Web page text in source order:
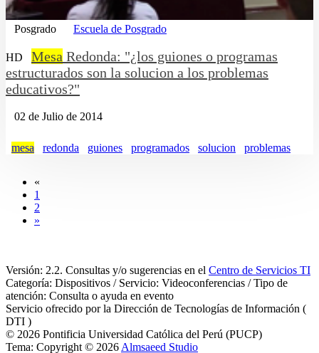
Posgrado Escuela de Posgrado
HD Mesa Redonda: "¿los guiones o programas
estructurados son la solucion a los problemas
educativos?"
02 de Julio de 2014
mesa redonda guiones programados solucion problemas
«
1
2
»
Versión: 2.2. Consultas y/o sugerencias en el Centro de Servicios TI
Categoría: Dispositivos / Servicio: Videoconferencias / Tipo de
atención: Consulta o ayuda en evento
Servicio ofrecido por la Dirección de Tecnologías de Información (
DTI )
© 2026 Pontificia Universidad Católica del Perú (PUCP)
Tema: Copyright © 2026 Almsaeed Studio